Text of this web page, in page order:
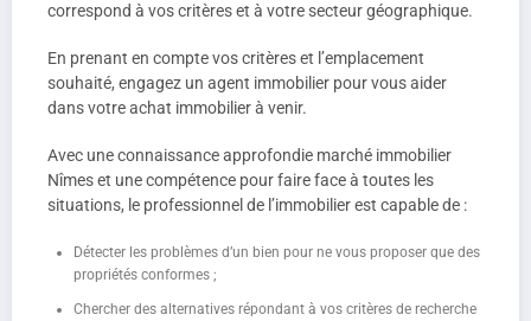
correspond à vos critères et à votre secteur géographique.
En prenant en compte vos critères et l’emplacement
souhaité, engagez un agent immobilier pour vous aider
dans votre achat immobilier à venir.
Avec une connaissance approfondie marché immobilier
Nîmes et une compétence pour faire face à toutes les
situations, le professionnel de l’immobilier est capable de :
Détecter les problèmes d’un bien pour ne vous proposer que des
propriétés conformes ;
Chercher des alternatives répondant à vos critères de recherche